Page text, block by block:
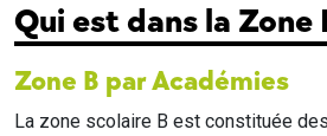
Qui est dans la Zone
Zone B par Académies
La zone scolaire B est constituée des